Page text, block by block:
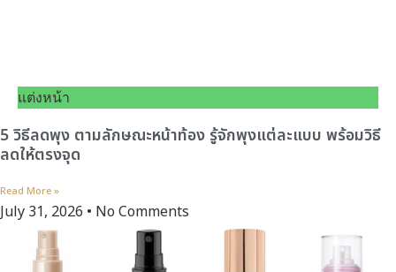
แต่งหน้า
5 วิธีลดพุง ตามลักษณะหน้าท้อง รู้จักพุงแต่ละแบบ พร้อมวิธี
ลดให้ตรงจุด
Read More »
July 31, 2026 No Comments